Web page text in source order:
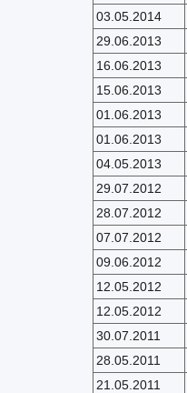
03.05.2014
29.06.2013
16.06.2013
15.06.2013
01.06.2013
01.06.2013
04.05.2013
29.07.2012
28.07.2012
07.07.2012
09.06.2012
12.05.2012
12.05.2012
30.07.2011
28.05.2011
21.05.2011